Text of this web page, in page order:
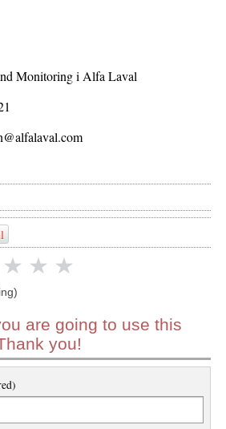
Monitoring i Alfa Laval
are going to use this
you!